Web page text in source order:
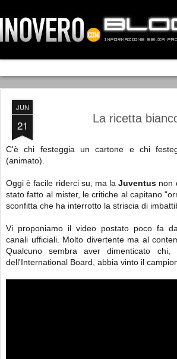
JUN
21 La ricetta
C'è chi festeggia un cartone e chi
(animato).
Oggi è facile riderci su, ma laJuventus non
stato fatto al mister, le critiche al capitano
sconfitta che ha interrotto la striscia di
Vi proponiamo il video postato poco fa
canali ufficiali. Molto divertente ma al
Qualcuno sembra aver dimenticato chi,
dell'International Board, abbia vinto il